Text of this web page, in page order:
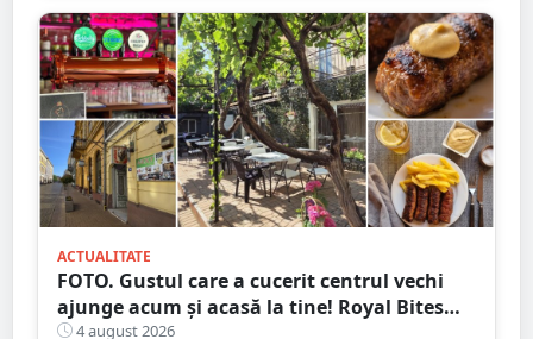
ACTUALITATE
FOTO. Gustul care a cucerit centrul vechi
ajunge acum și acasă la tine! Royal Bites
(fosta Zahana) livrează la domiciliu
4 august 2026